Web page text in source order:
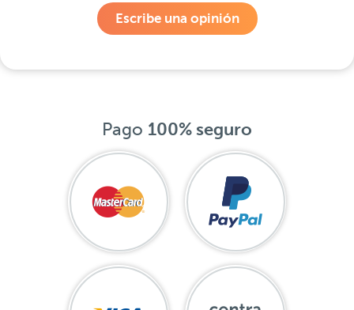
Escribe una opinión
Pago 100% seguro